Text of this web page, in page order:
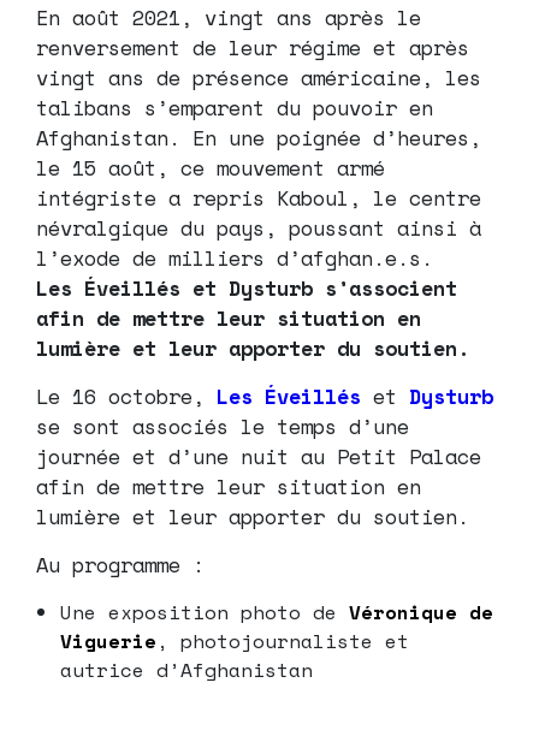
En août 2021, vingt ans après le
renversement de leur régime et après
vingt ans de présence américaine, les
talibans s’emparent du pouvoir en
Afghanistan. En une poignée d’heures,
le 15 août, ce mouvement armé
intégriste a repris Kaboul, le centre
névralgique du pays, poussant ainsi à
l’exode de milliers d’afghan.e.s.
Les Éveillés et Dysturb s’associent
afin de mettre leur situation en
lumière et leur apporter du soutien.
Le 16 octobre, Les Éveillés et Dysturb
se sont associés le temps d’une
journée et d’une nuit au Petit Palace
afin de mettre leur situation en
lumière et leur apporter du soutien.
Au programme :
Une exposition photo de Véronique de
Viguerie , photojournaliste et
autrice d’Afghanistan